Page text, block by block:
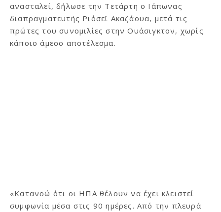
ανασταλεί, δήλωσε την Τετάρτη ο Ιάπωνας
διαπραγματευτής Ριόσεϊ Ακαζάουα, μετά τις
πρώτες του συνομιλίες στην Ουάσιγκτον, χωρίς
κάποιο άμεσο αποτέλεσμα.
«Κατανοώ ότι οι ΗΠΑ θέλουν να έχει κλειστεί
συμφωνία μέσα στις 90 ημέρες. Από την πλευρά